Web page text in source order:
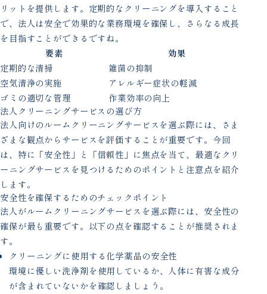
リットを提供します。定期的なクリーニングを導入すること
で、法人は安全で効果的な業務環境を確保し、さらなる成長
を目指すことができるですね。
要素
効果
定期的な清掃
雑菌の抑制
空気清浄の実施
アレルギー症状の軽減
ゴミの適切な管理
作業効率の向上
法人クリーニングサービスの選び方
法人向けのルームクリーニングサービスを選ぶ際には、さま
ざまな観点からサービスを評価することが重要です。今回
は、特に「安全性」と「信頼性」に焦点を当て、最適なクリ
ーニングサービスを見つけるためのポイントと注意点を紹介
します。
安全性を確保するためのチェックポイント
法人がルームクリーニングサービスを選ぶ際には、安全性の
確保が最も重要です。以下の点を確認することが推奨されま
す。
クリーニングに使用する化学薬品の安全性
環境に優しい洗浄剤を使用しているか、人体に有害な成分
が含まれていないかを確認しましょう。